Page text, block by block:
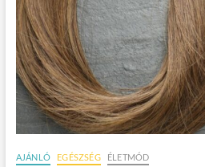
AJÁNLÓ EGÉSZSÉG ÉLETMÓD